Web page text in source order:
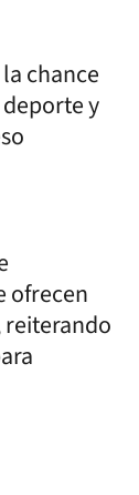
chance
y
ofrecen
reiterando